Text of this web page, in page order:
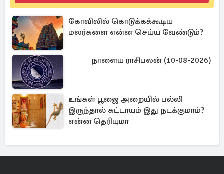
கோவிலில் கொடுக்கக்கூடிய
மலர்களை என்ன செய்ய வேண்டும்?
நாளைய ராசிபலன் (10-08-2026)
உங்கள் பூஜை அறையில் பல்லி
இருந்தால் கட்டாயம் இது நடக்குமாம்?
என்ன தெரியுமா